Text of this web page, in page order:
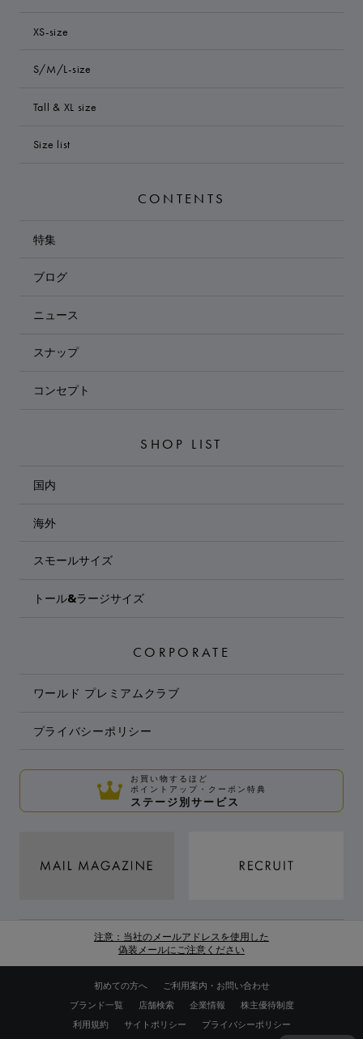
XS-size
S/M/L-size
Tall & XL size
Size list
CONTENTS
特集
ブログ
ニュース
スナップ
コンセプト
SHOP LIST
国内
海外
スモールサイズ
トール&ラージサイズ
CORPORATE
ワールド プレミアムクラブ
プライバシーポリシー
お買い物するほど
ポイントアップ・クーポン特典
ステージ別サービス
注意：当社のメールアドレスを使用した
偽装メールにご注意ください
初めての方へ
ご利用案内・お問い合わせ
ブランド一覧
店舗検索 企業情報
株主優待制度
利用規約
サイトポリシー
プライバシーポリシー